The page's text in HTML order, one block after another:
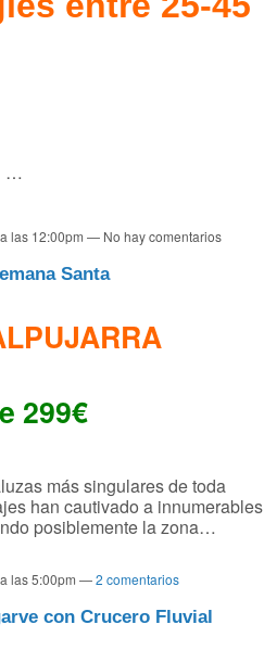
…
las 12:00pm — No hay comentarios
Santa
299€
más singulares de toda
han cautivado a innumerables
posiblemente la zona…
las 5:00pm —2 comentarios
con Crucero Fluvial